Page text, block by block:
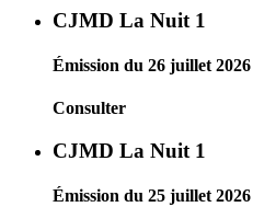
CJMD La Nuit 1
Émission du 26 juillet 2026
Consulter
CJMD La Nuit 1
Émission du 25 juillet 2026